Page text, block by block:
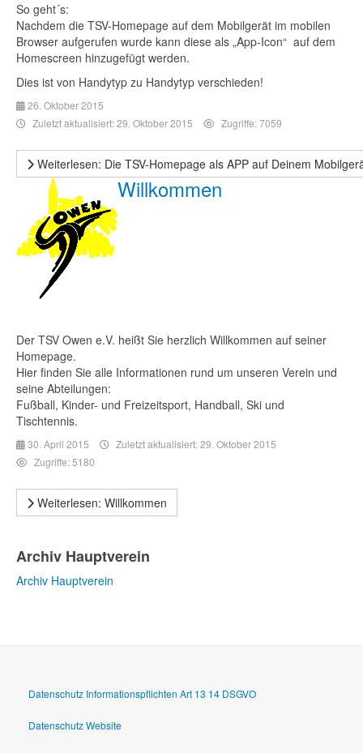
So geht´s:
Nachdem die TSV-Homepage auf dem Mobilgerät im mobilen
Browser aufgerufen wurde kann diese als „App-Icon“ auf dem
Homescreen hinzugefügt werden.
Dies ist von Handytyp zu Handytyp verschieden!
26. Oktober 2015
Zuletzt aktualisiert: 29. Oktober 2015
Zugriffe: 7059
Weiterlesen: Die TSV-Homepage als APP auf Deinem
Willkommen
Der TSV Owen e.V. heißt Sie herzlich Willkommen auf seiner
Homepage.
Hier finden Sie alle Informationen rund um unseren Verein und
seine Abteilungen:
Fußball, Kinder- und Freizeitsport, Handball, Ski und
Tischtennis.
30. April 2015
Zuletzt aktualisiert: 29. Oktober 2015
Zugriffe: 5180
Weiterlesen: Willkommen
Archiv Hauptverein
Archiv Hauptverein
Datenschutz Informationspflichten Art 13 14 DSGVO
Datenschutz Website